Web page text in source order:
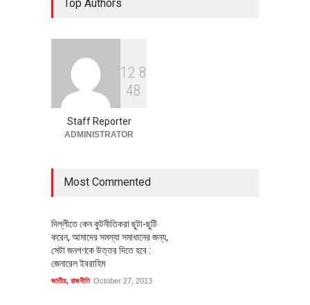
বৈশ্বিক প্রতিযোগিতা সক্ষমতা বাড়াতে
পোশাক শিল্পে নতুন উদ্যোগ
Top Authors
1 2 8
48
Staff Reporter
ADMINISTRATOR
Most Commented
দিল্লীতে কেন কুটনীতিকরা ছুটা-ছুটি
করেন, আমাদের সমস্যা সমাধানের জন্য,
সেটা জনগণকে উত্তর দিতে হবে :
জেনারেল ইবরাহিম
জাতীয়, রাজনীতি October 27, 2013